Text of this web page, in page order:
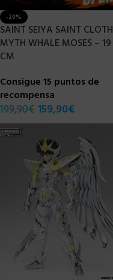
-20%
SAINT SEIYA SAINT CLOTH
MYTH WHALE MOSES – 19
CM
Consigue 15 puntos de
recompensa
199,90€ 159,90€